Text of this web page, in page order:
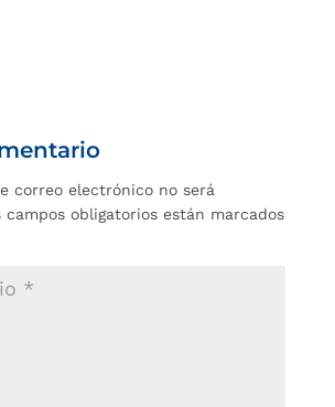
correo electrónico no será
campos obligatorios están marcados